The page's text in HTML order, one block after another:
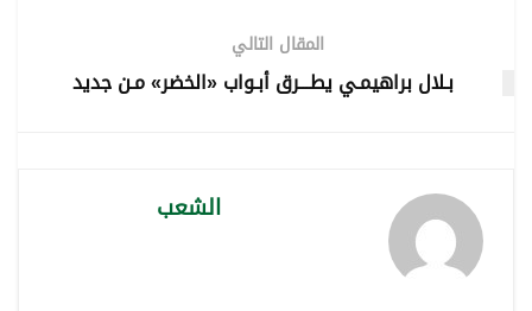
المقال التالي
بـلال براهيمـي يطـــرق أبـواب «الخضر» مـن جديد
الشعب